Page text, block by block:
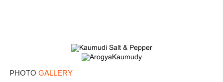
PHOTO GALLERY